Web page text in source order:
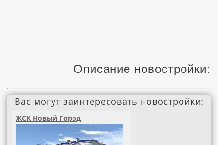
Описание новостройки:
Вас могут заинтересовать новостройки:
ЖСК Новый Город